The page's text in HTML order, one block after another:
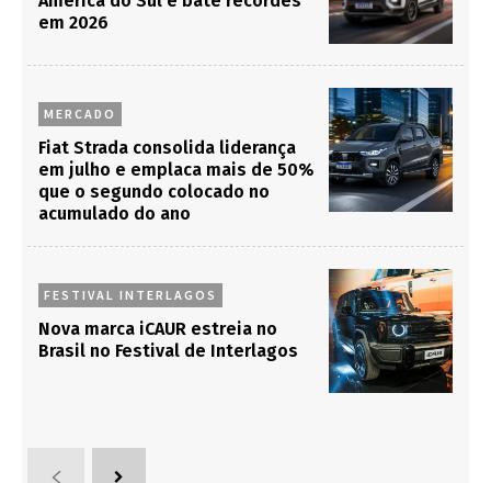
em 2026
MERCADO
Fiat Strada consolida liderança
em julho e emplaca mais de 50%
que o segundo colocado no
acumulado do ano
FESTIVAL INTERLAGOS
Nova marca iCAUR estreia no
Brasil no Festival de Interlagos